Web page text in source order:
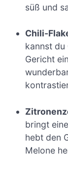
süß und
Chili-
kannst du
Gericht
bringt
hebt den
Melone